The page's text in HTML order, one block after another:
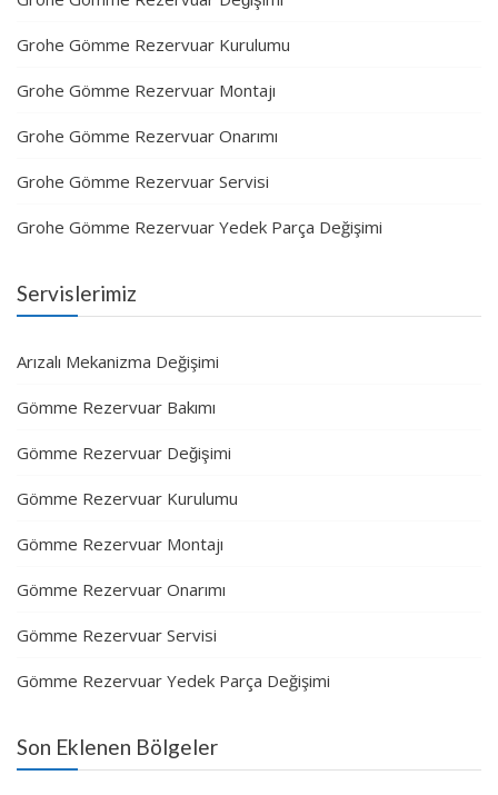
Grohe Gömme Rezervuar Kurulumu
Grohe Gömme Rezervuar Montajı
Grohe Gömme Rezervuar Onarımı
Grohe Gömme Rezervuar Servisi
Grohe Gömme Rezervuar Yedek Parça Değişimi
Servislerimiz
Arızalı Mekanizma Değişimi
Gömme Rezervuar Bakımı
Gömme Rezervuar Değişimi
Gömme Rezervuar Kurulumu
Gömme Rezervuar Montajı
Gömme Rezervuar Onarımı
Gömme Rezervuar Servisi
Gömme Rezervuar Yedek Parça Değişimi
Son Eklenen Bölgeler